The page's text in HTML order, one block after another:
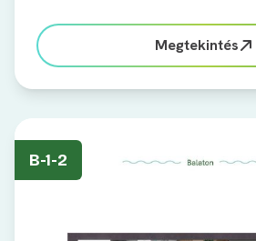
Megtekintés
B-1-2